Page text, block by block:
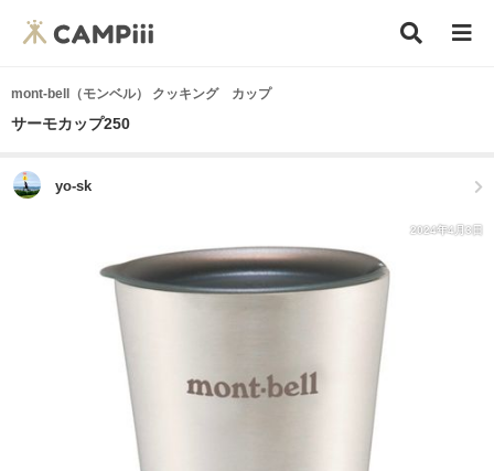
mont-bell（モンベル） クッキング カップ
サーモカップ250
yo-sk
2024年4月3日